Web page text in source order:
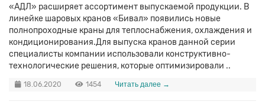
«АДЛ» расширяет ассортимент выпускаемой продукции. В
линейке шаровых кранов «Бивал» появились новые
полнопроходные краны для теплоснабжения, охлаждения и
кондиционирования.Для выпуска кранов данной серии
специалисты компании использовали конструктивно-
технологические решения, которые оптимизировали ..
18.06.2020 1454 Читать далее →